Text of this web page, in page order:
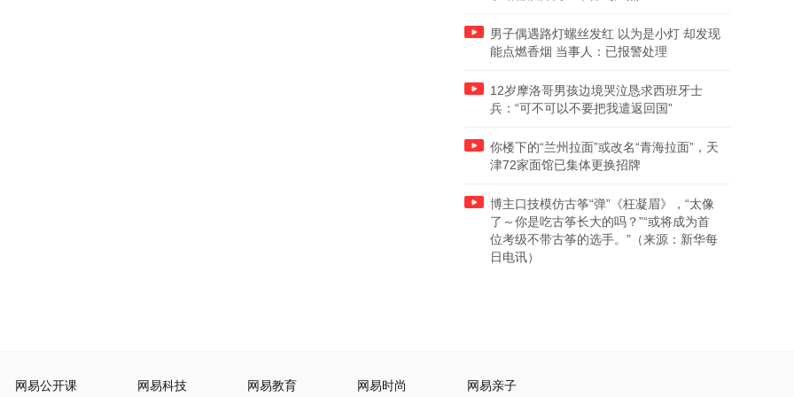
男子偶遇路灯螺丝发红 以为是小灯 却发现
能点燃香烟 当事人：已报警处理
12岁摩洛哥男孩边境哭泣恳求西班牙士
兵：“可不可以不要把我遣返回国”
你楼下的“兰州拉面”或改名“青海拉面”，天
津72家面馆已集体更换招牌
博主口技模仿古筝“弹”《枉凝眉》，“太像
了～你是吃古筝长大的吗？”“或将成为首
位考级不带古筝的选手。”（来源：新华每
日电讯）
网易公开课 网易科技 网易教育 网易时尚 网易亲子